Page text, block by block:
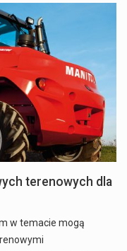
terenowych dla
w temacie mogą